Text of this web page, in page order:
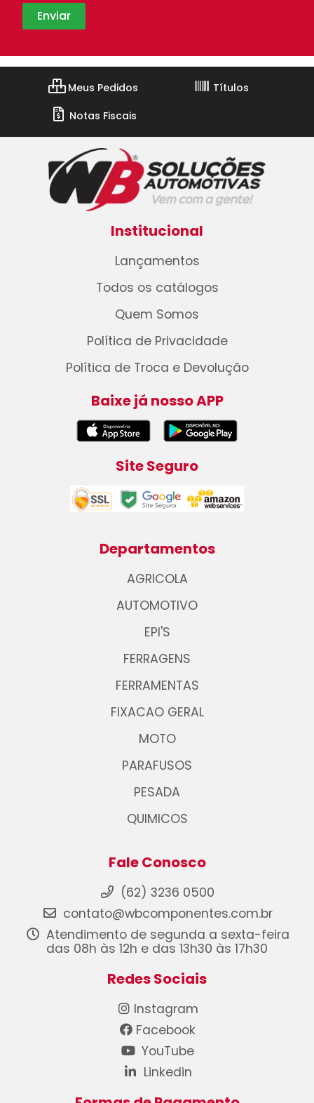
Meus Pedidos
Títulos
Notas Fiscais
Institucional
Lançamentos
Todos os catálogos
Quem Somos
Política de Privacidade
Política de Troca e Devolução
Baixe já nosso APP
Site Seguro
Departamentos
AGRICOLA
AUTOMOTIVO
EPI'S
FERRAGENS
FERRAMENTAS
FIXACAO GERAL
MOTO
PARAFUSOS
PESADA
QUIMICOS
Fale Conosco
(62) 3236 0500
contato@wbcomponentes.com.br
Atendimento de segunda a sexta-feira
das 08h às 12h e das 13h30 às 17h30
Redes Sociais
Instagram
Facebook
YouTube
Linkedin